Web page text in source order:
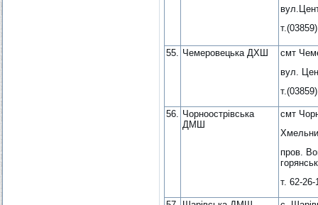
55. Чемеровецька ДХШ
смт
вул.
56. Чорноострівська
ДМШ
смт
пров.
т. 62-26-